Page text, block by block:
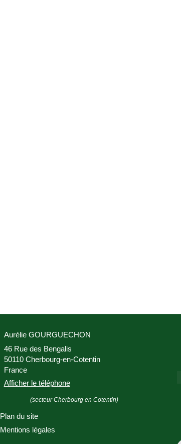
Aurélie GOURGUECHON
46 Rue des Bengalis
50110 Cherbourg-en-Cotentin
France
Afficher le téléphone
(secteur Cherbourg en Cotentin)
Plan du site
Mentions légales